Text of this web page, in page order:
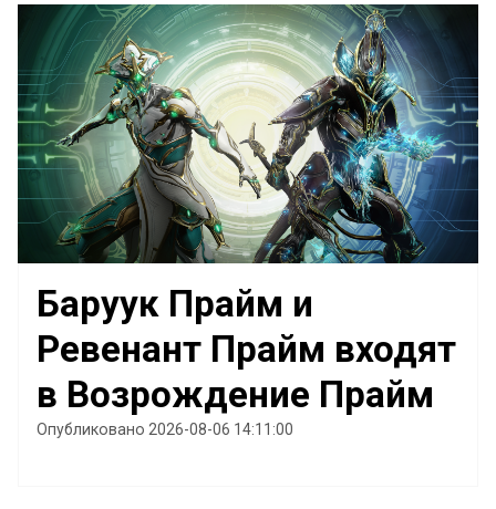
Баруук Прайм и
Ревенант Прайм входят
в Возрождение Прайм
Опубликовано 2026-08-06 14:11:00